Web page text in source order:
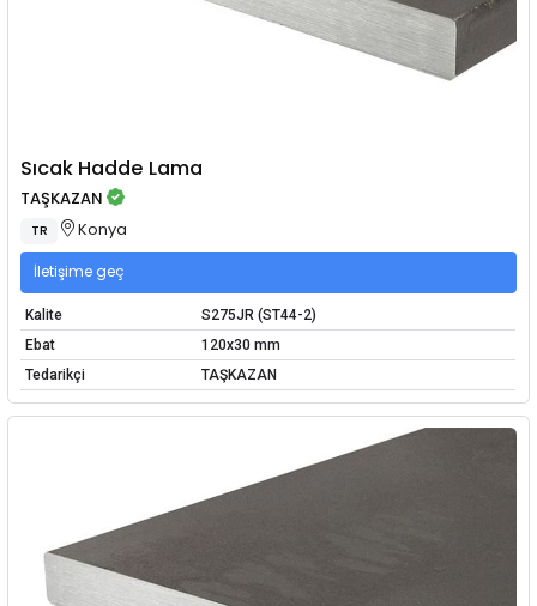
Sıcak Hadde Lama
TAŞKAZAN
TR Konya
İletişime geç
Kalite
S275JR (ST44-2)
Ebat
120x30 mm
Tedarikçi
TAŞKAZAN